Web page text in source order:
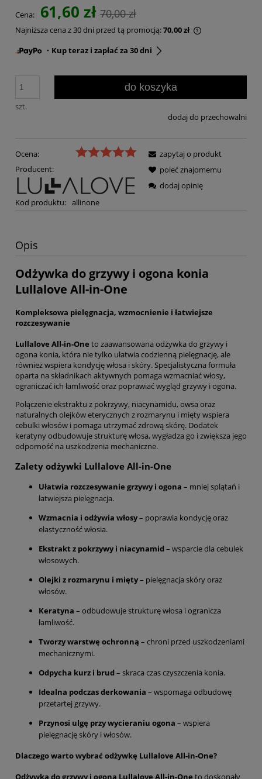
Cena: 61,60 zł 70,00 zł
Najniższa cena z 30 dni przed tą promocją:70,00 zł
・Kup teraz i zapłać za 30 dni
szt.
do koszyka
dodaj do przechowalni
Ocena:
Producent:
Kod produktu: allinone
zapytaj o produkt
poleć znajomemu
dodaj opinię
Opis
Odżywka do grzywy i ogona konia
Lullalove All-in-One
Kompleksowa pielęgnacja, wzmocnienie i łatwiejsze
rozczesywanie
Lullalove All-in-One to zaawansowana odżywka do grzywy i
ogona konia, która nie tylko ułatwia codzienną pielęgnację, ale
również wspiera kondycję włosa i skóry. Specjalistyczna formuła
oparta na składnikach aktywnych pomaga wzmacniać włosy,
ograniczać ich łamliwość oraz poprawiać wygląd grzywy i ogona.
Połączenie ekstraktu z pokrzywy, niacynamidu, owsa oraz
naturalnych olejków eterycznych z rozmarynu i mięty wspiera
cebulki włosów i pomaga utrzymać zdrową skórę. Dodatek
keratyny odbudowuje strukturę włosa, wygładza go i zwiększa jego
odporność na uszkodzenia mechaniczne.
Zalety odżywki Lullalove All-in-One
Ułatwia rozczesywanie grzywy i ogona – mniej splątań i
łatwiejsza pielęgnacja.
Wzmacnia i odżywia włosy– poprawia kondycję oraz
elastyczność włosia.
Ekstrakt z pokrzywy i niacynamid– wsparcie dla cebulek
włosowych.
Olejki z rozmarynu i mięty– pielęgnacja skóry oraz
włosów.
Keratyna – odbudowuje strukturę włosa i ogranicza
łamliwość.
Tworzy warstwę ochronną – chroni przed uszkodzeniami
mechanicznymi.
Odpycha kurz i brud– skraca czas czyszczenia konia.
Idealna podczas derkowania – wspomaga odbudowę
przetartej grzywy.
Przynosi ulgę przy wycieraniu ogona – wspiera
pielęgnację skóry i włosów.
Dlaczego warto wybrać odżywkę Lullalove All-in-One?
Odżywka do grzywy i ogona Lullalove All-in-One to doskonały